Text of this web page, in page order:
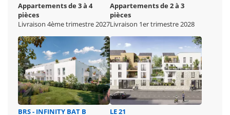
Appartements de 3 à 4
pièces
Livraison 4ème trimestre 2027
Appartements de 2 à 3
pièces
Livraison 1er trimestre 2028
BRS - INFINITY BAT B
LE 21